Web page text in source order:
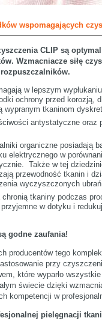
wspomagających
CLIP są
Wzmacniacze siłę
w lepszym
ochrony przed korozją,
wypranym tkaninom
antystatyczne oraz
organiczne posiadają
elektrycznego w
Także w tej
przewodność tkanin i
wyczyszczonych
tkaniny podczas
w dotyku i
godne zaufania!
producentów tego
przy
które wyparło
świecie dzięki
kompetencji w
pielęgnacji